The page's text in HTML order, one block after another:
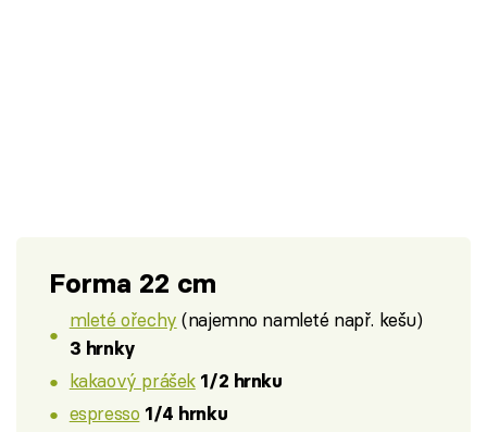
Forma 22 cm
mleté ořechy (najemno namleté např. kešu)
3 hrnky
kakaový prášek 1/2 hrnku
espresso 1/4 hrnku